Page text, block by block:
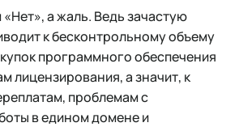
а жаль. Ведь зачастую
к бесконтрольному объему
программного обеспечения
лицензирования, а значит, к
проблемам с
в едином домене и